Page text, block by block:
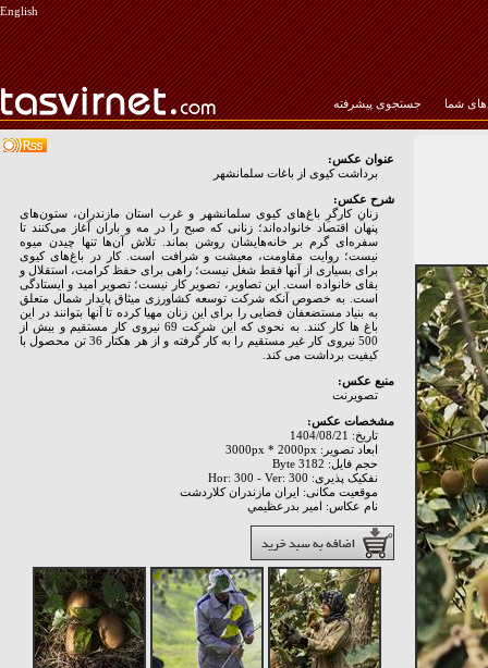
English
شما جستجوی پیشرفته
عنوان عکس:
برداشت کیوی از باغات سلمانشهر
شرح عکس:
زنانِ کارگرِ باغ‌های کیوی سلمانشهر و غرب استان مازندران، ستون‌های
پنهان اقتصاد خانواده‌اند؛ زنانی که صبح را در مه‌ و باران آغاز می‌کنند تا
سفره‌ای گرم بر خانه‌هایشان روشن بماند. تلاش آن‌ها تنها چیدن میوه
نیست؛ روایت مقاومت، معیشت و شرافت است. کار در باغ‌های کیوی
برای بسیاری از آنها فقط شغل نیست؛ راهی برای حفظ کرامت، استقلال و
بقای خانواده است. این تصاویر، تصویر کار نیست؛ تصویر امید و ایستادگی
است. به خصوص آنکه شرکت توسعه کشاورزی میثاق پایدار شمال متعلق
به بنیاد مستضعفان فضایی را برای این زنان مهیا کرده تا آنها بتوانند در این
باغ ها کار کنند. به نحوی که این شرکت 69 نیروی کار مستقیم و بیش از
500 نیروی کار غیر مستقیم را به کار گرفته و از هر هکتار 36 تن محصول با
کیفیت برداشت می کند.
منبع عکس:
تصويرنت
مشخصات عکس:
تاریخ: 1404/08/21
ابعاد تصویر: 3000px * 2000px
حجم فایل: 3182 Byte
نفکیک پذیری: Hor: 300 - Ver: 300
موقعیت مکانی: ايران مازندران کلاردشت
نام عکاس: امير بدرعظيمي